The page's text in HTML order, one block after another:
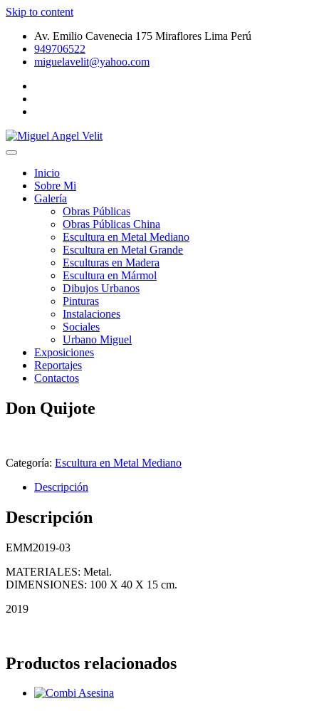
Skip to content
Av. Emilio Cavenecia 175 Miraflores Lima Perú
949706522
miguelavelit@yahoo.com
Miguel Angel Velit
de MetalInicio
Sobre Mi
Galería
Obras Públicas
Obras Públicas China
Escultura en Metal Mediano
Escultura en Metal Grande
Esculturas en Madera
Escultura en Mármol
Dibujos Urbanos
Pinturas
Instalaciones
Sociales
Urbano Miguel
Exposiciones
Reportajes
Contactos
Don Quijote
Categoría: Escultura en Metal Mediano
Descripción
Descripción
EMM2019-03
MATERIALES: Metal.
DIMENSIONES: 100 X 40 X 15 cm.
2019
Productos relacionados